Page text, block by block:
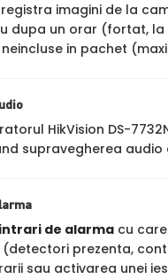
imagini de la
dupa un orar (fortat, la
in pachet
HikVision DS-
supravegherea audio
intrari de alarma cu
(detectori prezenta,
sau activarea unei